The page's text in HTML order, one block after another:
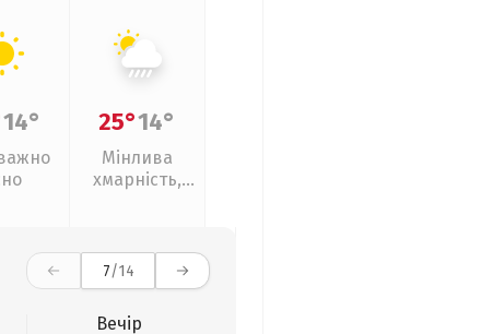
14° 25°14°
Мінлива
хмарність,
7/14
Вечір